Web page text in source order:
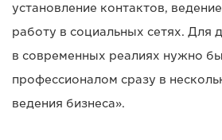
установление контактов,
работу в социальных сетях. Для
в современных реалиях нужно
профессионалом сразу в
ведения бизнеса».